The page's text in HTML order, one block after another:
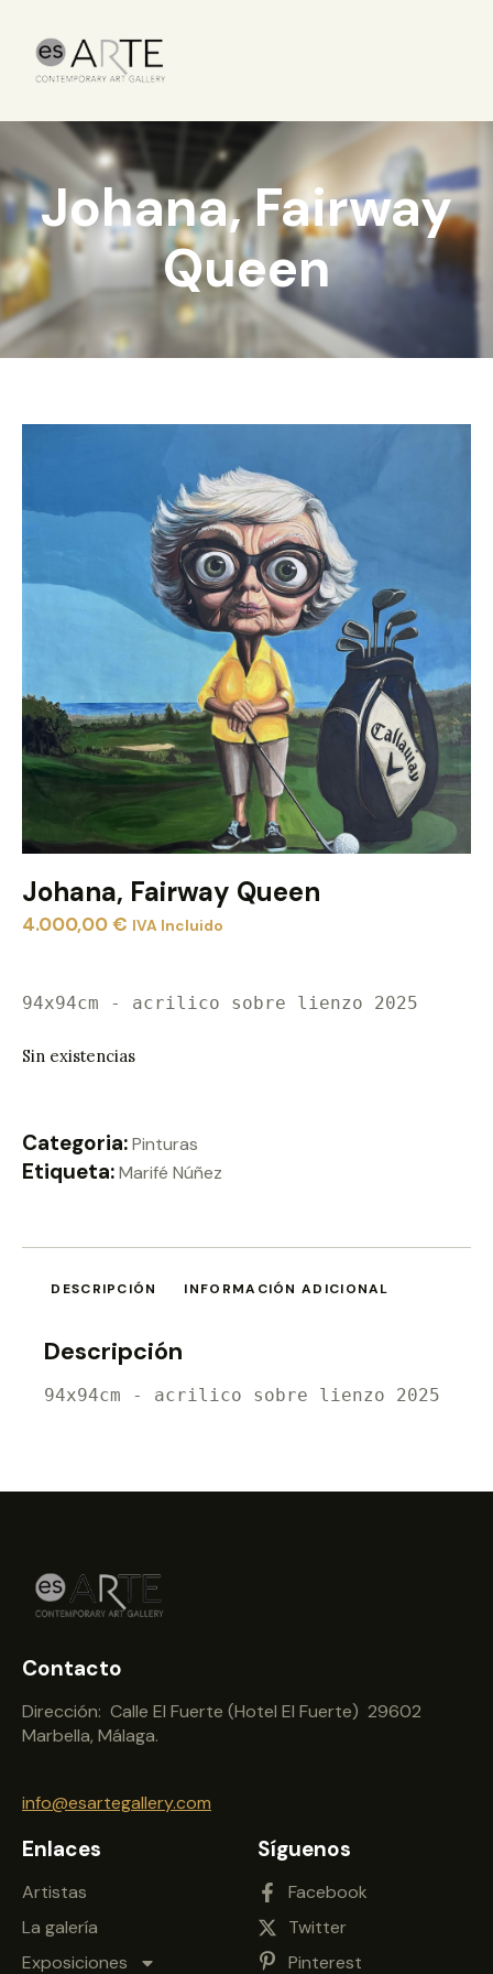
Johana, Fairway
Queen
Johana, Fairway Queen
4.000,00€ IVA Incluido
94x94cm - acrilico sobre lienzo 2025
Sin existencias
Categoria:Pinturas
Etiqueta:Marifé Núñez
DESCRIPCIÓN INFORMACIÓN ADICIONAL
Descripción
94x94cm - acrilico sobre lienzo 2025
Contacto
Dirección: Calle El Fuerte (Hotel El Fuerte) 29602
Marbella, Málaga.
info@esartegallery.com
Enlaces
Artistas
La galería
Exposiciones
Síguenos
Facebook
Twitter
Pinterest